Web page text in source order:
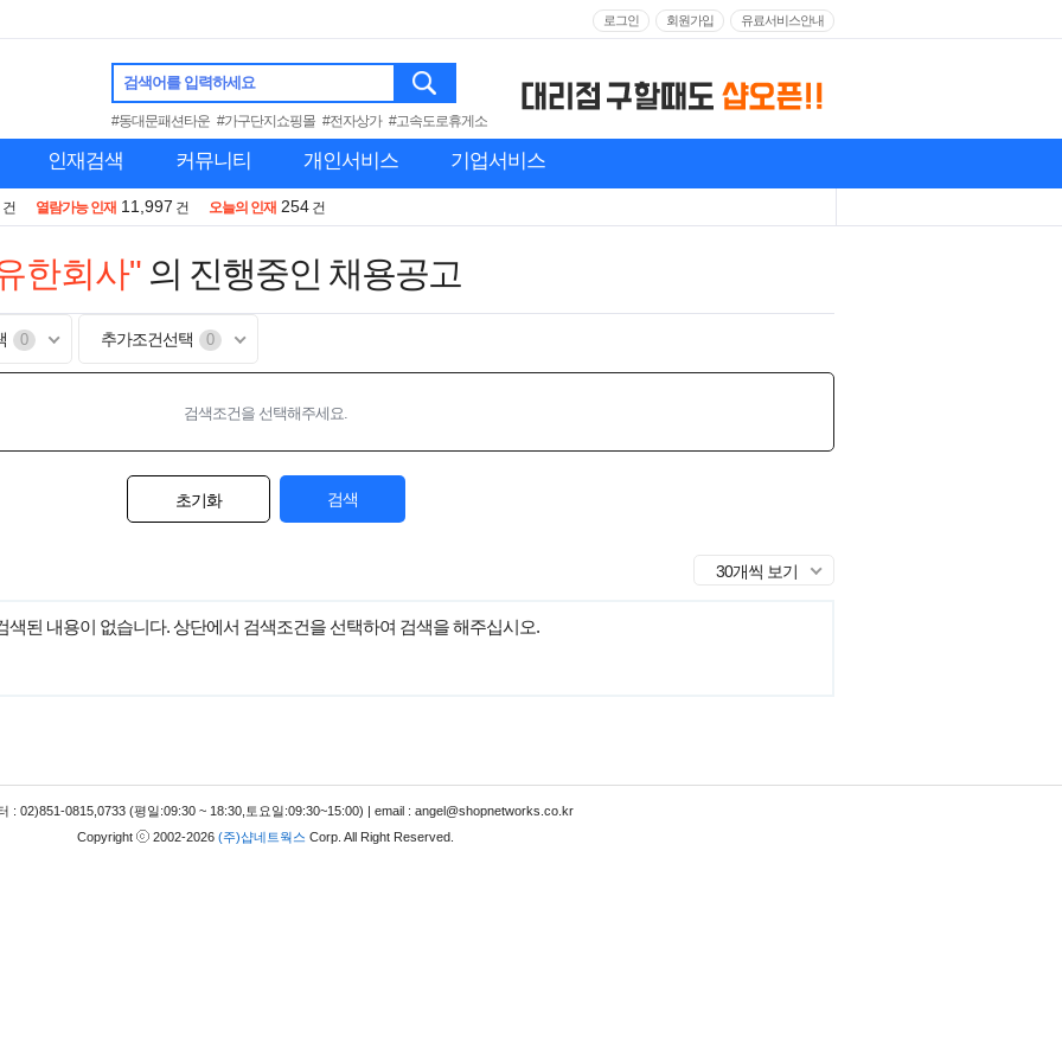
로그인 회원가입 유료서비스안내
검색어를 입력하세요
#동대문패션타운 #가구단지쇼핑몰 #전자상가 #고속도로휴게소
인재검색 커뮤니티 개인서비스 기업서비스
건 열람가능 인재 11,997 건 오늘의 인재 254 건
한회사" 의 진행중인 채용공고
0 추가조건선택 0
검색조건을 선택해주세요.
초기화 검색
30개씩 보기
색된 내용이 없습니다. 상단에서 검색조건을 선택하여 검색을 해주십시오.
: 02)851-0815,0733 (평일:09:30 ~ 18:30,토요일:09:30~15:00) | email : angel@shopnetworks.co.kr
Copyright
2002-2026 (주)샵네트웍스 Corp. All Right Reserved.